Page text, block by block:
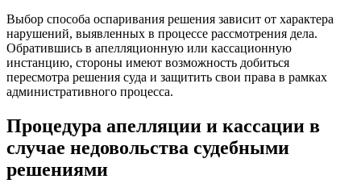
Выбор способа оспаривания решения зависит от характера
нарушений, выявленных в процессе рассмотрения дела.
Обратившись в апелляционную или кассационную
инстанцию, стороны имеют возможность добиться
пересмотра решения суда и защитить свои права в рамках
административного процесса.
Процедура апелляции и кассации в
случае недовольства судебными
решениями